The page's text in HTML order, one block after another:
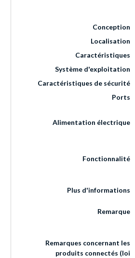
Conception
Localisation
Caractéristiques
Système d'exploitation
Caractéristiques de sécurité
Ports
Alimentation électrique
Fonctionnalité
Plus d'informations
Remarque
Remarques concernant les
produits connectés (loi